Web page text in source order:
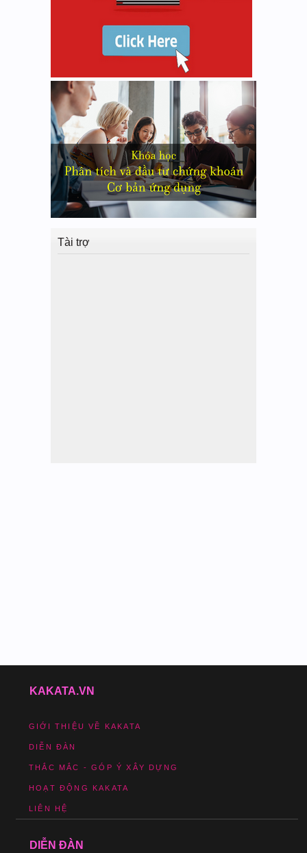
Tài trợ
KAKATA.VN
GIỚI THIỆU VỀ KAKATA
DIỄN ĐÀN
THẮC MẮC - GÓP Ý XÂY DỰNG
HOẠT ĐỘNG KAKATA
LIÊN HỆ
DIỄN ĐÀN